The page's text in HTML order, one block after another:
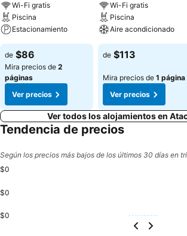
Wi-Fi gratis
Piscina
Estacionamiento
de $86
Mira precios de 2
páginas
Ver precios
Wi-Fi gratis
Piscina
Aire acondicionado
de $113
Mira precios de 1 página
Ver precios
Ver todos los alojamientos en
Tendencia de precios
Según los precios más bajos de los últimos 30 días en
$0
$0
$0